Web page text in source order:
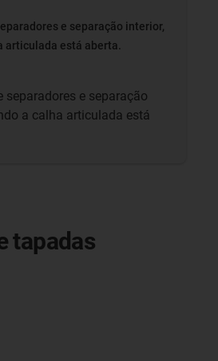
e separação interior,
articulada está aberta.
separadores e separação
a calha articulada está
tapadas